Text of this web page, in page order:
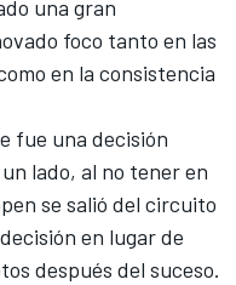
una gran
foco tanto en las
en la consistencia
fue una decisión
lado, al no tener en
se salió del circuito
en lugar de
después del suceso.